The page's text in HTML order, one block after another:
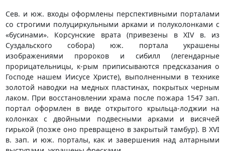
Сев. и юж. входы оформлены перспективными порталами
со строгими полуциркульными арками и полуколонками с
«бусинами». Корсунские врата (привезены в XIV в. из
Суздальского собора) юж. портала украшены
изображениями пророков и сибилл (легендарные
прорицательницы, к-рым приписываются предсказания о
Господе нашем Иисусе Христе), выполненными в технике
золотой наводки на медных пластинах, покрытых черным
лаком. При восстановлении храма после пожара 1547 зап.
портал оформлен в виде открытого крыльца-лоджии на
колонках с двойными подвесными арками и висячей
гирькой (позже оно превращено в закрытый тамбур). В XVI
в. зап. и юж. порталы, как и завершения над алтарными